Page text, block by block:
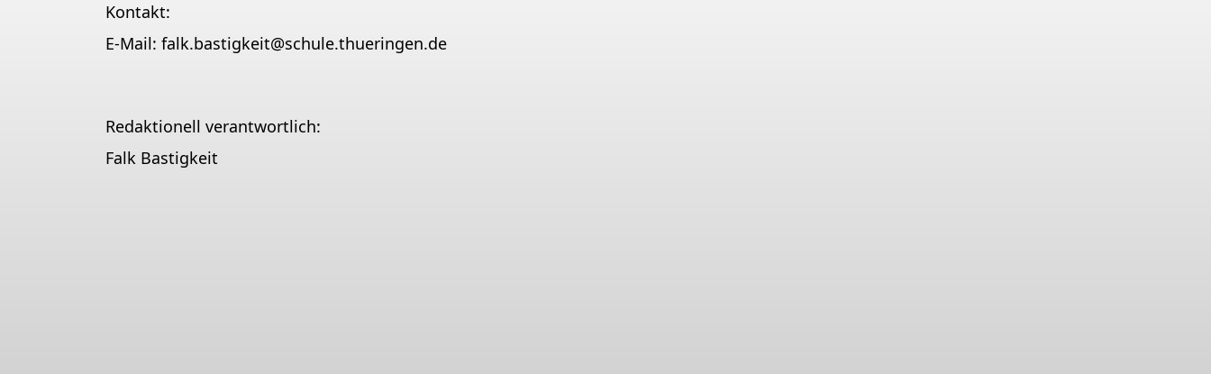
Kontakt:
E-Mail: falk.bastigkeit@schule.thueringen.de
Redaktionell verantwortlich:
Falk Bastigkeit